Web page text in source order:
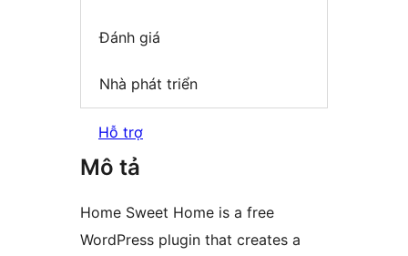
Đánh giá
Nhà phát triển
Hỗ trợ
Mô tả
Home Sweet Home is a free
WordPress plugin that creates a